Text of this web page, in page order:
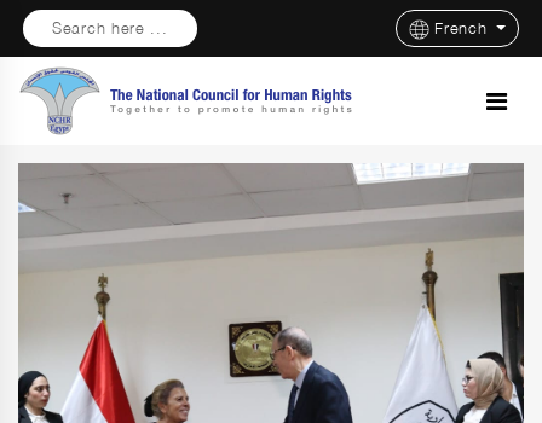
Search here ... French